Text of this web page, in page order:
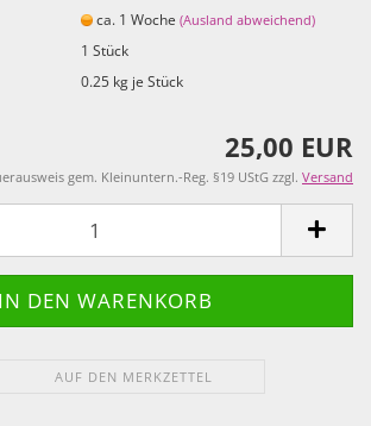
ca. 1 Woche(Ausland abweichend)
1Stück
0.25 kg je Stück
25,00 EUR
gem. Kleinuntern.-Reg. §19 UStG zzgl. Versand
AUF DEN MERKZETTEL